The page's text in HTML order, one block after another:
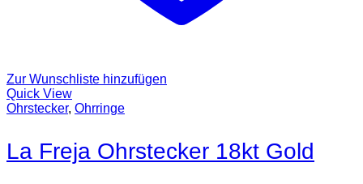
Zur Wunschliste hinzufügen
Quick View
Ohrstecker, Ohrringe
La Freja Ohrstecker 18kt Gold